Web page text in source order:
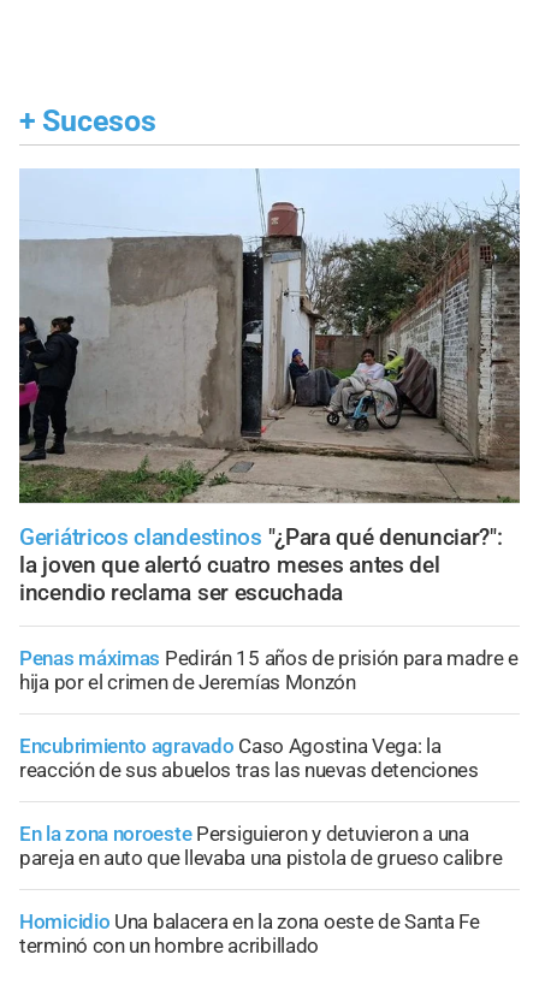
+ Sucesos
Geriátricos clandestinos "¿Para qué denunciar?":
la joven que alertó cuatro meses antes del
incendio reclama ser escuchada
Penas máximas Pedirán 15 años de prisión para madre e
hija por el crimen de Jeremías Monzón
Encubrimiento agravado Caso Agostina Vega: la
reacción de sus abuelos tras las nuevas detenciones
En la zona noroeste Persiguieron y detuvieron a una
pareja en auto que llevaba una pistola de grueso calibre
Homicidio Una balacera en la zona oeste de Santa Fe
terminó con un hombre acribillado